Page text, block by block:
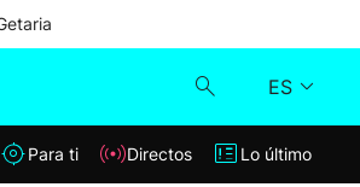
ES
Klisk
Para ti Directos Lo último